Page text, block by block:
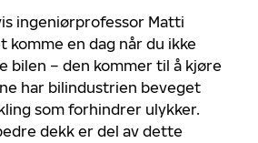
ingeniørprofessor Matti
komme en dag når du ikke
bilen – den kommer til å kjøre
har bilindustrien beveget
som forhindrer ulykker.
dekk er del av dette